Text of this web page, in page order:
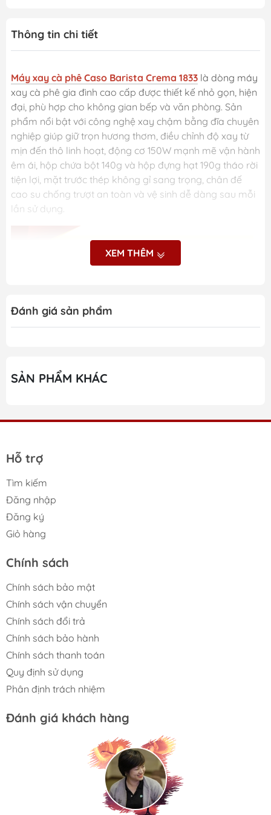
Thông tin chi tiết
Máy xay cà phê Caso Barista Crema 1833 là dòng máy
xay cà phê gia đình cao cấp được thiết kế nhỏ gọn, hiện
đại, phù hợp cho không gian bếp và văn phòng. Sản
phẩm nổi bật với công nghệ xay chậm bằng đĩa chuyên
nghiệp giúp giữ trọn hương thơm, điều chỉnh độ xay từ
mịn đến thô linh hoạt, động cơ 150W mạnh mẽ vận hành
êm ái, hộp chứa bột 140g và hộp đựng hạt 190g tháo rời
tiện lợi, mặt trước thép không gỉ sang trọng, chân đế
cao su chống trượt an toàn và vệ sinh dễ dàng sau mỗi
lần sử dụng.
Những ưu điểm nổi bật
của Máy xay cà phê Caso
Barista Crema 1833
Điều chỉnh độ xay linh hoạt từ mịn đến thô
Công nghệ xay chậm bằng đĩa chuyên nghiệp giữ
trọn hương thơm
đa 12 tách)
Hộp đựng hạt cà phê tháo rời dung tích 190g
Động cơ công suất 150W mạnh mẽ, vận hành ổn
Thiết kế nhỏ gọn, phù hợp nhiều không gian
Mặt trước thép không gỉ cao cấp, bền bỉ và dễ vệ
XEM THÊM
Đánh giá sản phẩm
SẢN PHẨM KHÁC
Hỗ trợ
Tìm kiếm
Đăng nhập
Đăng ký
Giỏ hàng
Chính sách
Chính sách bảo mật
Chính sách vận chuyển
Chính sách đổi trả
Chính sách bảo hành
Chính sách thanh toán
Quy định sử dụng
Phân định trách nhiệm
Đánh giá khách hàng